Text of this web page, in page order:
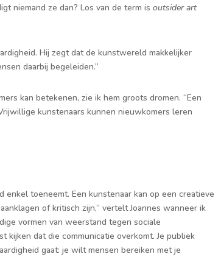
niemand ze dan? Los van de term is outsider art
Hij zegt dat de kunstwereld makkelijker
daarbij begeleiden.”
kan betekenen, zie ik hem groots dromen. “Een
kunstenaars kunnen nieuwkomers leren
toeneemt. Een kunstenaar kan op een creatieve
of kritisch zijn,” vertelt Joannes wanneer ik
vormen van weerstand tegen sociale
kijken dat die communicatie overkomt. Je publiek
gaat: je wilt mensen bereiken met je